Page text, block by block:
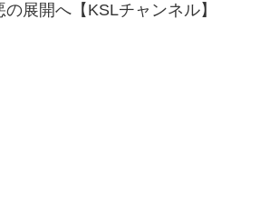
の展開へ【KSLチャンネル】